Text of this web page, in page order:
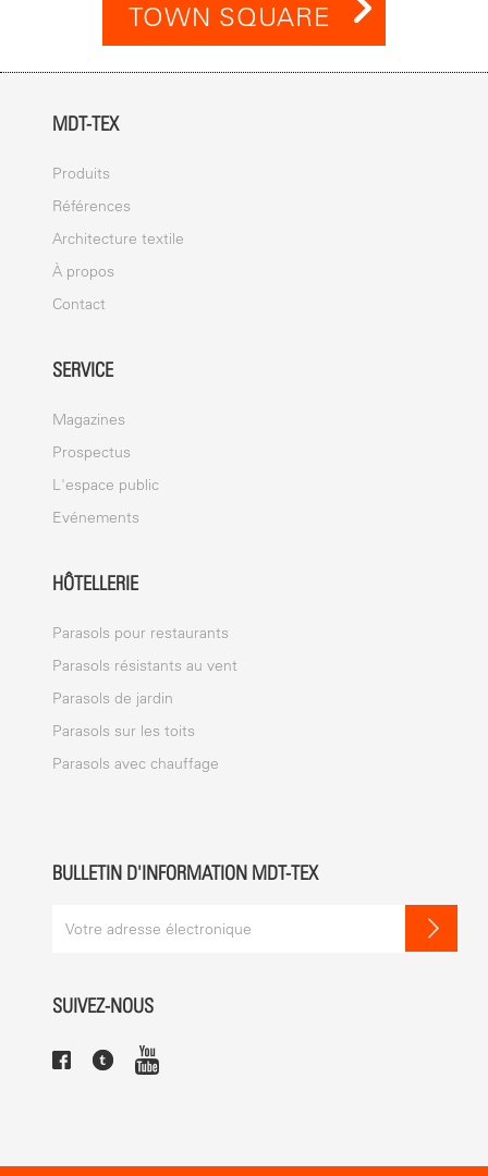
TOWN SQUARE
MDT-TEX
Produits
Références
Architecture textile
À propos
Contact
SERVICE
Magazines
Prospectus
L'espace public
Evénements
HÔTELLERIE
Parasols pour restaurants
Parasols résistants au vent
Parasols de jardin
Parasols sur les toits
Parasols avec chauffage
BULLETIN D'INFORMATION MDT-TEX
SUIVEZ-NOUS